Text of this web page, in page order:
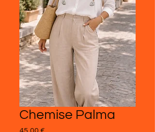
Chemise Palma